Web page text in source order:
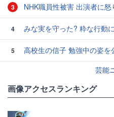
3 NHK職員性被害 出演者に怒
4 みな実を守った? 粋な行動
5
高校生の信子 勉強中の姿を
芸能
画像アクセスランキング